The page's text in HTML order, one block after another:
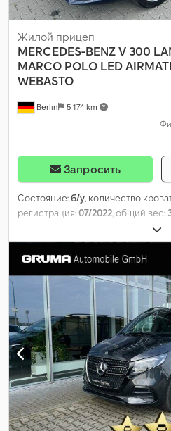
Berlin 5 174 km
Жилой прицеп
MERCEDES-BENZV 300
MARCO POLO LED
WEBASTO
Запросить
Состояние:б/у, количество
регистрация:07/2022, общий вес:
,
передачи:автоматический,
Оборудование:ABS, гарантия
транспортные средства,
система, отопитель
центральный замок,
(ESP)